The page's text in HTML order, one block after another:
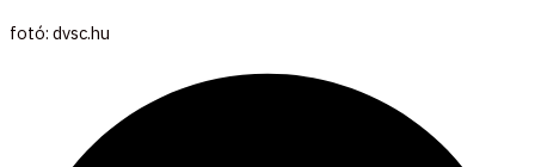
fotó: dvsc.hu